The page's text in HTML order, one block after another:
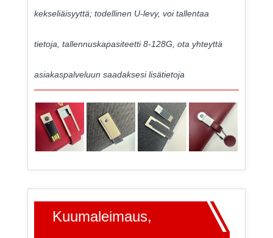
kekseliäisyyttä; todellinen U-levy, voi tallentaa
tietoja, tallennuskapasiteetti 8-128G, ota yhteyttä
asiakaspalveluun saadaksesi lisätietoja
Kuumaleimaus,